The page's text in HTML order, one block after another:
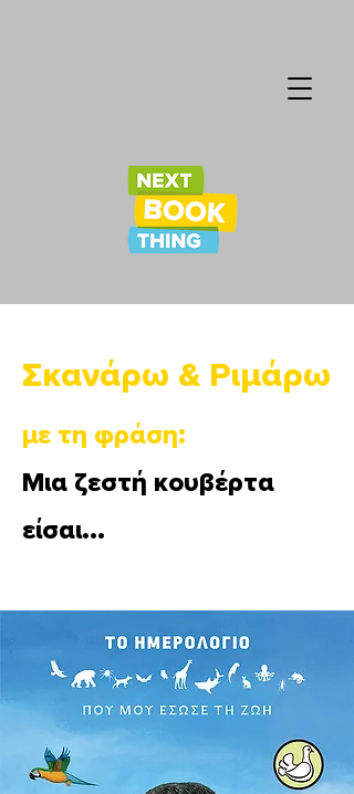
Σκανάρω & Ριμάρω
με τη φράση:
Μια ζεστή κουβέρτα
είσαι...